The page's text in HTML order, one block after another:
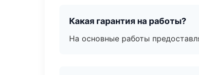
Какая гарантия на работы?
На основные работы